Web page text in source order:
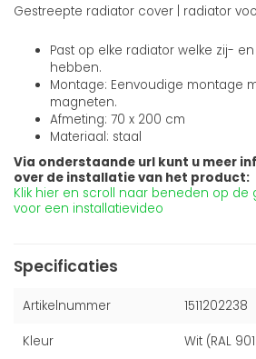
Gestreepte radiator cover | radiator
Past op elke radiator welke zij-
hebben.
Montage: Eenvoudige montage
magneten.
Afmeting: 70 x 200 cm
Materiaal: staal
Via onderstaande url kunt u meer
over de installatie van het product:
Klik hier en scroll naar beneden op
voor een installatievideo
Specificaties
Artikelnummer 1511202238
Kleur Wit (RAL